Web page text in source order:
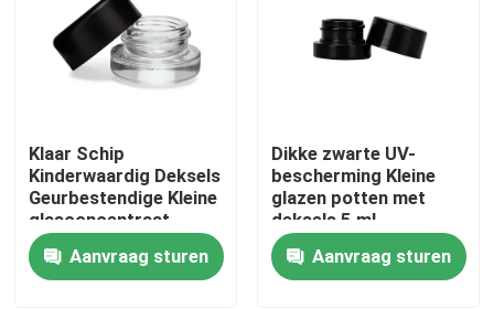
Klaar Schip
Kinderwaardig Deksels
Geurbestendige Kleine
glasconcentraat
Bloemolie potten
Groothandel
Aanvraag sturen
Dikke zwarte UV-
bescherming Kleine
glazen potten met
deksels 5 ml
geconcentreerde
pottenAanvraag sturen